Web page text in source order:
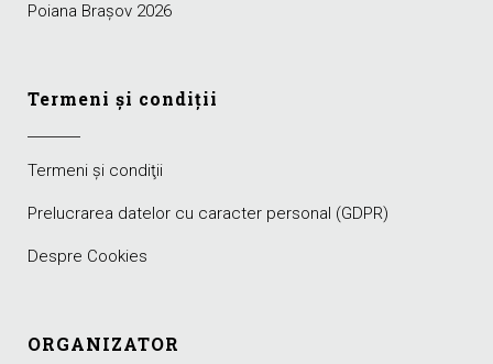
Poiana Braşov 2026
Termeni şi condiţii
Termeni şi condiţii
Prelucrarea datelor cu caracter personal (GDPR)
Despre Cookies
ORGANIZATOR